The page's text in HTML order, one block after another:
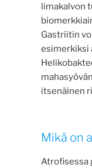
limakalvon
Gastriitin
esimerkiksi
itsenäinen
Mikä on
Atrofisessa